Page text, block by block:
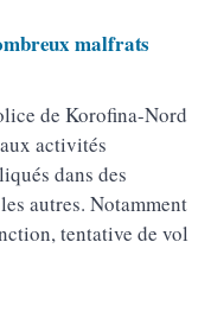
malfrats
de Korofina-Nord
activités
dans des
autres. Notamment
tentative de vol